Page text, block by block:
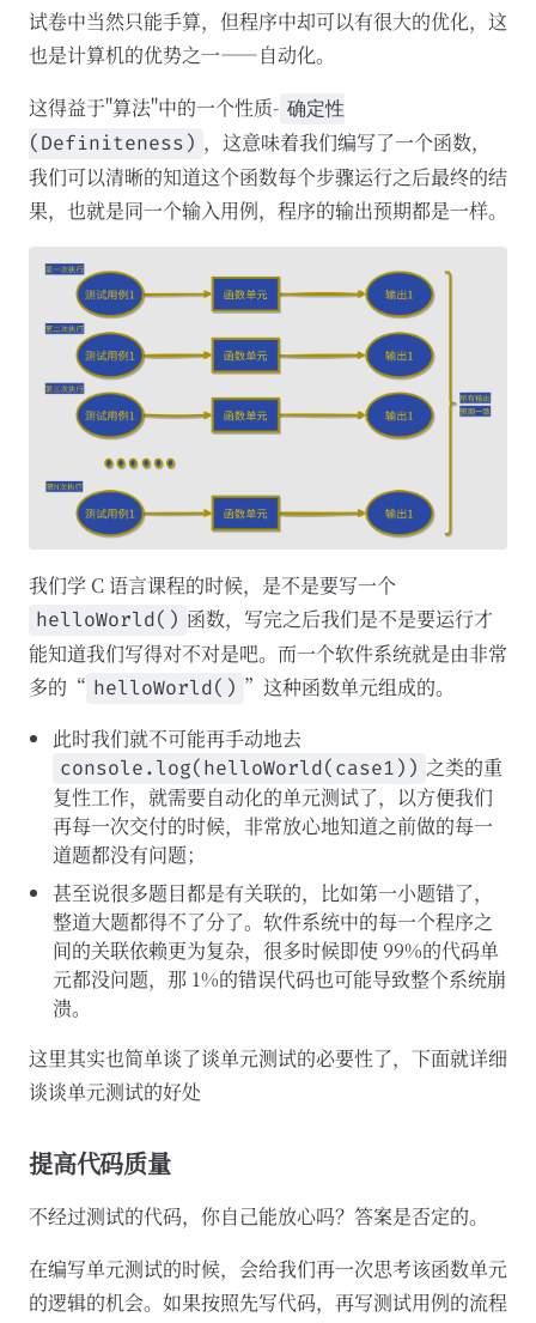
试卷中当然只能手算，但程序中却可以有很大的优化，这
也是计算机的优势之一——自动化。
这得益于"算法"中的一个性质- 确定性
(Definiteness) ，这意味着我们编写了一个函数，
我们可以清晰的知道这个函数每个步骤运行之后最终的结
果，也就是同一个输入用例，程序的输出预期都是一样。
我们学 C 语言课程的时候，是不是要写一个
helloWorld() 函数，写完之后我们是不是要运行才
能知道我们写得对不对是吧。而一个软件系统就是由非常
多的“ helloWorld() ”这种函数单元组成的。
此时我们就不可能再手动地去
console.log(helloWorld(case1)) 之类的重
复性工作，就需要自动化的单元测试了，以方便我们
再每一次交付的时候，非常放心地知道之前做的每一
道题都没有问题；
甚至说很多题目都是有关联的，比如第一小题错了，
整道大题都得不了分了。软件系统中的每一个程序之
间的关联依赖更为复杂，很多时候即使 99%的代码单
元都没问题，那 1%的错误代码也可能导致整个系统崩
溃。
这里其实也简单谈了谈单元测试的必要性了，下面就详细
谈谈单元测试的好处
提高代码质量
不经过测试的代码，你自己能放心吗？答案是否定的。
在编写单元测试的时候，会给我们再一次思考该函数单元
的逻辑的机会。如果按照先写代码，再写测试用例的流程